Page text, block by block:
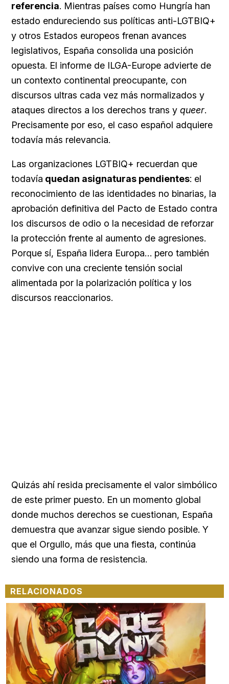
referencia. Mientras países como Hungría han
estado endureciendo sus políticas anti-LGTBIQ+
y otros Estados europeos frenan avances
legislativos, España consolida una posición
opuesta. El informe de ILGA-Europe advierte de
un contexto continental preocupante, con
discursos ultras cada vez más normalizados y
ataques directos a los derechos trans y queer.
Precisamente por eso, el caso español adquiere
todavía más relevancia.
Las organizaciones LGTBIQ+ recuerdan que
todavía quedan asignaturas pendientes: el
reconocimiento de las identidades no binarias, la
aprobación definitiva del Pacto de Estado contra
los discursos de odio o la necesidad de reforzar
la protección frente al aumento de agresiones.
Porque sí, España lidera Europa… pero también
convive con una creciente tensión social
alimentada por la polarización política y los
discursos reaccionarios.
Quizás ahí resida precisamente el valor simbólico
de este primer puesto. En un momento global
donde muchos derechos se cuestionan, España
demuestra que avanzar sigue siendo posible. Y
que el Orgullo, más que una fiesta, continúa
siendo una forma de resistencia.
RELACIONADOS